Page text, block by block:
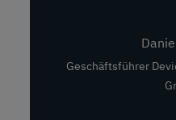
Geschäftsführer